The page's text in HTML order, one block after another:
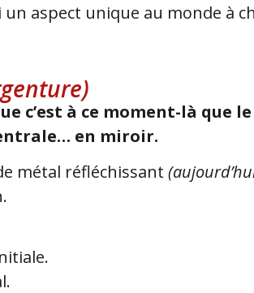
aspect unique au monde à
c’est à ce moment-là que
en miroir.
métal réfléchissant